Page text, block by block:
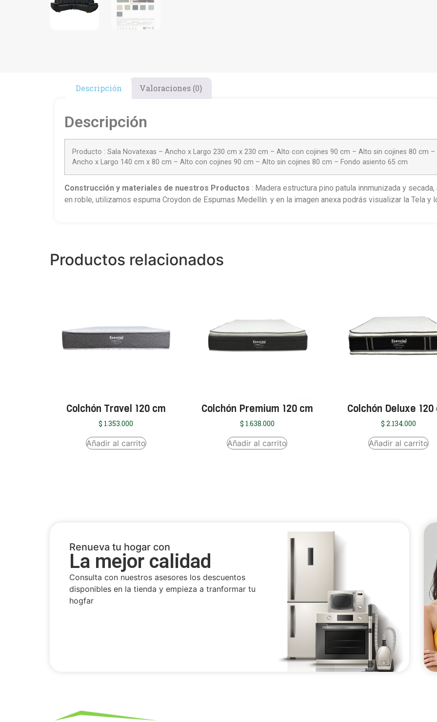
Descripción Valoraciones (0)
Descripción
Producto : Sala Novatexas – Ancho x Largo 230 cm x 230 cm – Alto con cojines 90 cm – Alto sin cojines 80 cm
Ancho x Largo 140 cm x 80 cm – Alto con cojines 90 cm – Alto sin cojines 80 cm – Fondo asiento 65 cm
Construcción y materiales de nuestros Productos : Madera estructura pino patula innmunizada y
en roble, utilizamos espuma Croydon de Espumas Medellín. y en la imagen anexa podrás visualizar la Tela y
Productos relacionados
Colchón Travel 120 cm
$ 1.353.000
Añadir al carrito
Colchón Premium 120 cm
$ 1.638.000
Añadir al carrito
Colchón Deluxe 120
$ 2.134.000
Añadir al carrito
Renueva tu hogar con
La mejor calidad
Consulta con nuestros asesores los descuentos
disponibles en la tienda y empieza a tranformar tu
hogfar